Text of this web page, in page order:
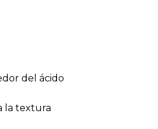
del ácido
la textura